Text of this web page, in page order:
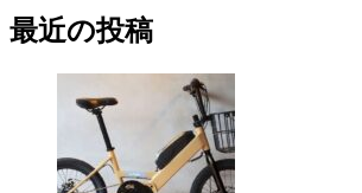
最近の投稿